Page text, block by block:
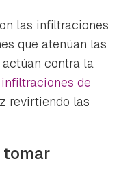
las infiltraciones
que atenúan las
contra la
infiltraciones de
revirtiendo las
tomar